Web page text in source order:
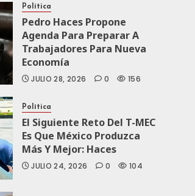
Política
Pedro Haces Propone
Agenda Para Preparar A
Trabajadores Para Nueva
Economía
JULIO 28, 2026 0 156
Política
El Siguiente Reto Del T-MEC
Es Que México Produzca
Más Y Mejor: Haces
JULIO 24, 2026 0 104